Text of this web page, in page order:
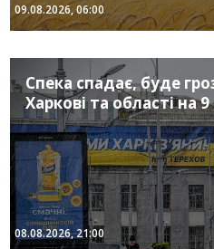
09.08.2026, 06:00
Спека спадає, буде
Харкові та області на
08.08.2026, 21:00